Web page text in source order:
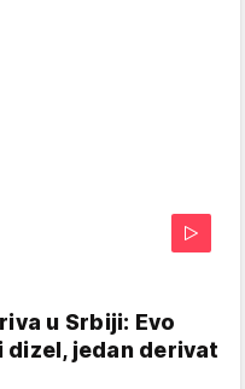
u Srbiji: Evo
jedan derivat